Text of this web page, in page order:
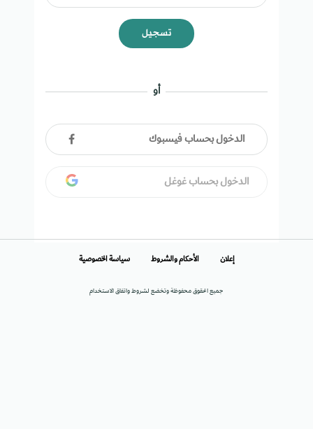
تسجيل
أو
الدخول بحساب فيسبوك
الدخول بحساب غوغل
جميع الحقوق محفوظة وتخضع لشروط واتفاق الاستخدام
إعلان الأحكام والشروط سياسة الخصوصية